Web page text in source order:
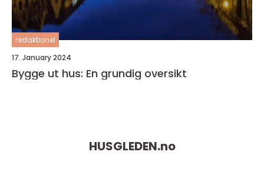
redaktionel
17. January 2024
Bygge ut hus: En grundig oversikt
HUSGLEDEN.no